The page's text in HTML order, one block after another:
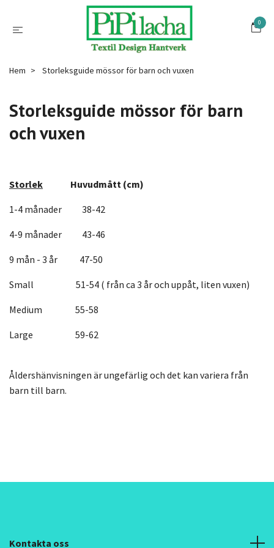
0
Hem Storleksguide mössor för barn och vuxen
Storleksguide mössor för barn
och vuxen
Storlek Huvudmått (cm)
1-4 månader 38-42
4-9 månader 43-46
9 mån - 3 år 47-50
Small 51-54 ( från ca 3 år och uppåt, liten vuxen)
Medium 55-58
Large 59-62
Åldershänvisningen är ungefärlig och det kan variera från
barn till barn.
Kontakta oss